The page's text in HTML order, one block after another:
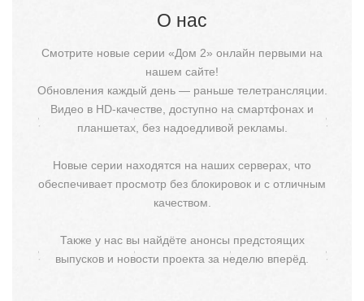
О нас
Смотрите новые серии «Дом 2» онлайн первыми на
нашем сайте!
Обновления каждый день — раньше телетрансляции.
Видео в HD-качестве, доступно на смартфонах и
планшетах, без надоедливой рекламы.
Новые серии находятся на наших серверах, что
обеспечивает просмотр без блокировок и с отличным
качеством.
Также у нас вы найдёте анонсы предстоящих
выпусков и новости проекта за неделю вперёд.